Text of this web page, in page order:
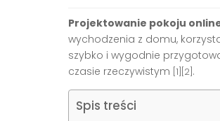
Projektowanie pokoju
wychodzenia z domu,
szybko i wygodnie
czasie rzeczywistym [1][2] .
Spis treści